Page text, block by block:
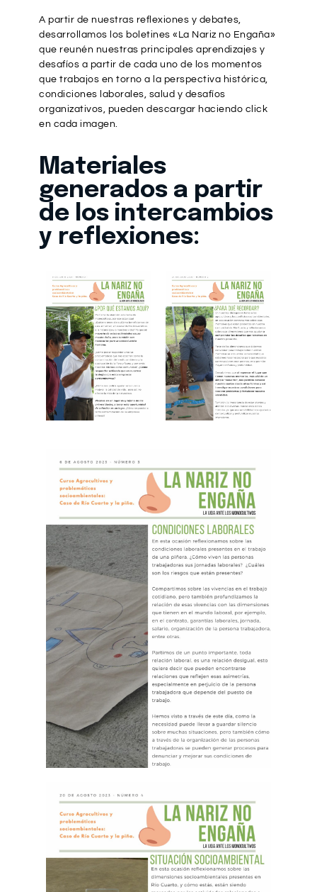
A partir de nuestras reflexiones y debates,
desarrollamos los boletines «La Nariz no Engaña»
que reunén nuestras principales aprendizajes y
desafíos a partir de cada uno de los momentos
que trabajos en torno a la perspectiva histórica,
condiciones laborales, salud y desafíos
organizativos, pueden descargar haciendo click
en cada imagen.
Materiales
generados a partir
de los intercambios
y reflexiones: